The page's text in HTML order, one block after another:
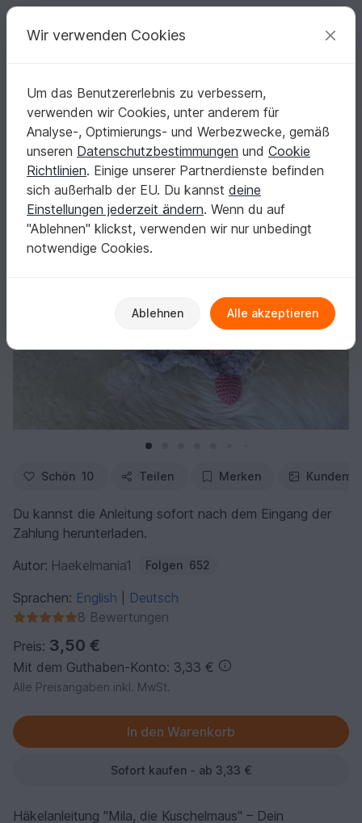
Deine kreativen Ideen
Deutsch | € (EUR) einloggen Kostenlos registrieren
Startseite Häkeln Babys Schmusetücher
Häkelanleitung - Schnuffeltuch / Schmusetuch Maus / Mäuschen "Mila"
Häkelanleitung - Schnuffeltuch /
Schmusetuch Maus / Mäuschen "Mila"
Schön 10 Teilen Merken
Du kannst die Anleitung sofort nach dem Eingang der
Zahlung herunterladen.
Autor: Haekelmania1 Folgen 652
Sprachen: English
Deutsch
8 Bewertungen
Preis: 3,50 €
Mit dem Guthaben-Konto: 3,33 €
Alle Preisangaben inkl. MwSt.
Sofort kaufen - ab 3,33 €
Häkelanleitung "Mila, die Kuschelmaus" – Dein
Wir verwenden Cookies
Um das Benutzererlebnis zu verbessern,
verwenden wir Cookies, unter anderem für
Analyse-, Optimierungs- und Werbezwecke, gemäß
unseren Datenschutzbestimmungen und Cookie
Richtlinien. Einige unserer Partnerdienste befinden
sich außerhalb der EU. Du kannst deine
Einstellungen jederzeit ändern. Wenn du auf
"Ablehnen" klickst, verwenden wir nur unbedingt
notwendige Cookies.
Ablehnen Alle akzeptieren